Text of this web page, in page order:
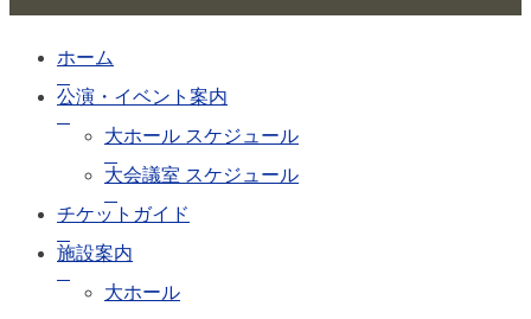
施
料
に
い
て
施
ホーム
公演・イベント案内
大ホール スケジュール
大会議室 スケジュール
チケットガイド
施設案内
大ホール